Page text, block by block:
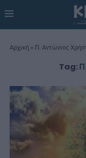
Αρχική » Π. Αντώνιος
Tag: